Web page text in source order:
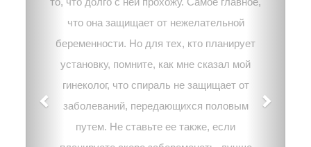
что она защищает от нежелательной
беременности. Но для тех, кто планирует
установку, помните, как мне сказал мой
гинеколог, что спираль не защищает от
заболеваний, передающихся половым
путем. Не ставьте ее также, если